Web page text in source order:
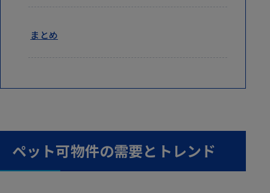
まとめ
ペット可物件の需要とトレンド